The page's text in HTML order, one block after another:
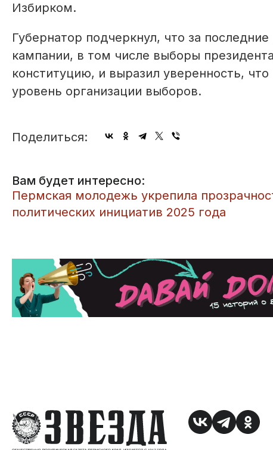
Избирком.
Губернатор подчеркнул, что за
кампании, в том числе выборы
конституцию, и выразил уверенность,
уровень организации выборов.
Поделиться:
Вам будет интересно:
Пермская молодежь укрепила
политических инициатив 2025 года